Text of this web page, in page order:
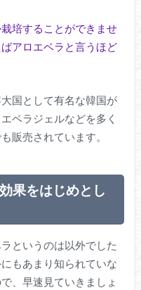
培することができませ
アロエベラと言うほど
国として有名な韓国が
ベラジェルなどを多く
販売されています。
果をはじめとし
というのは以外でした
もあまり知られていな
、早速見ていきましょ